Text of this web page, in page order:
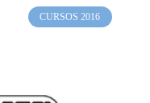
CURSOS 2016